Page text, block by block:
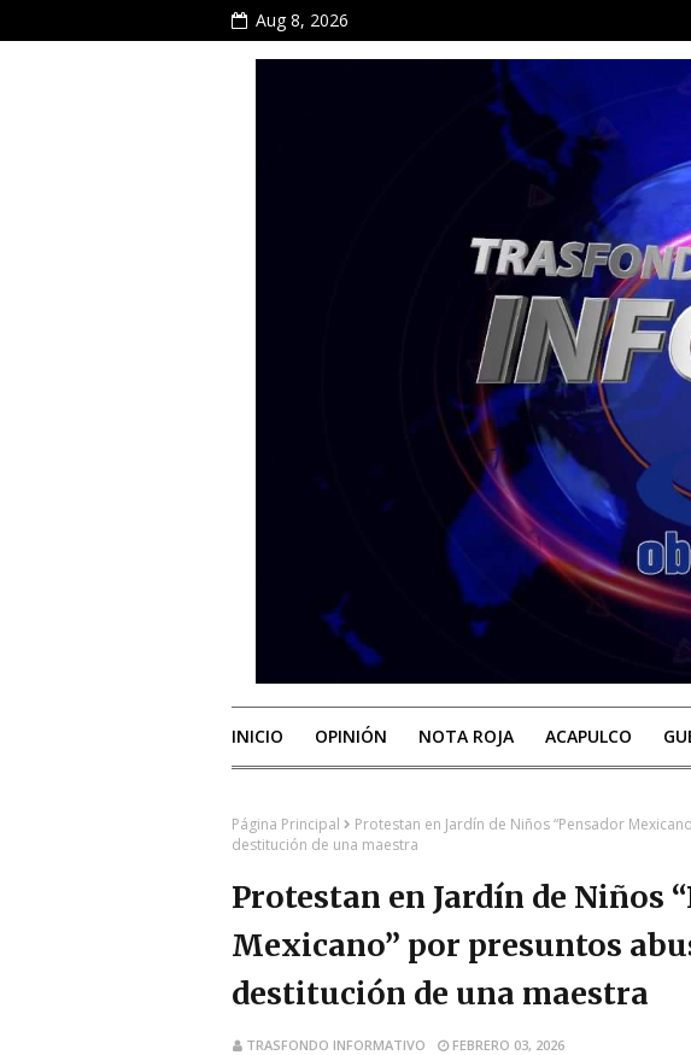
Aug 8, 2026
INICIO OPINIÓN NOTA ROJA ACAPULCO
Página Principal
Protestan en Jardín de Niños “Pensador
destitución de una maestra
Protestan en Jardín de Niños
Mexicano” por presuntos
destitución de una maestra
TRASFONDO INFORMATIVO FEBRERO 03, 2026